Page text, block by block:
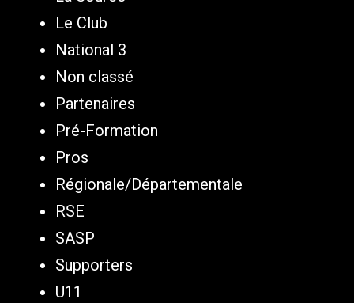
Le Club
National 3
Non classé
Partenaires
Pré-Formation
Pros
Régionale/Départementale
RSE
SASP
Supporters
U11